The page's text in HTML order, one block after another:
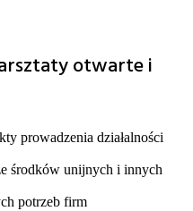
otwarte i
prowadzenia działalności
środków unijnych i innych
potrzeb firm